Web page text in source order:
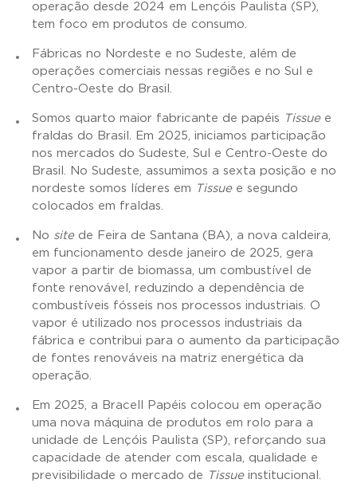
operação desde 2024 em Lençóis Paulista (SP),
tem foco em produtos de consumo.
Fábricas no Nordeste e no Sudeste, além de
operações comerciais nessas regiões e no Sul e
Centro-Oeste do Brasil.
Somos quarto maior fabricante de papéis Tissue e
fraldas do Brasil. Em 2025, iniciamos participação
nos mercados do Sudeste, Sul e Centro-Oeste do
Brasil. No Sudeste, assumimos a sexta posição e no
nordeste somos líderes em Tissue e segundo
colocados em fraldas.
No sitede Feira de Santana (BA), a nova caldeira,
em funcionamento desde janeiro de 2025, gera
vapor a partir de biomassa, um combustível de
fonte renovável, reduzindo a dependência de
combustíveis fósseis nos processos industriais. O
vapor é utilizado nos processos industriais da
fábrica e contribui para o aumento da participação
de fontes renováveis na matriz energética da
operação.
Em 2025, a Bracell Papéis colocou em operação
uma nova máquina de produtos em rolo para a
unidade de Lençóis Paulista (SP), reforçando sua
capacidade de atender com escala, qualidade e
previsibilidade o mercado de
Tissue institucional.